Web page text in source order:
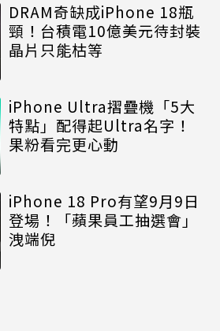
DRAM奇缺成iPhone 18瓶
頸！台積電10億美元待封裝
晶片只能枯等
iPhone Ultra摺疊機「5大
特點」配得起Ultra名字！
果粉看完更心動
iPhone 18 Pro有望9月9日
登場！「蘋果員工抽選會」
洩端倪